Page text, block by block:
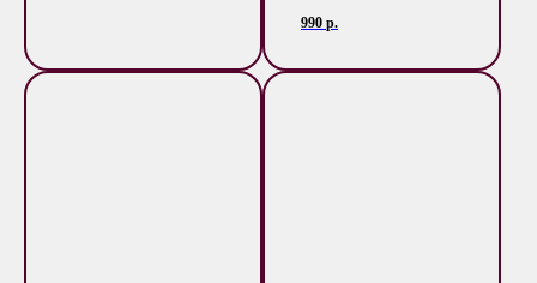
990 р.